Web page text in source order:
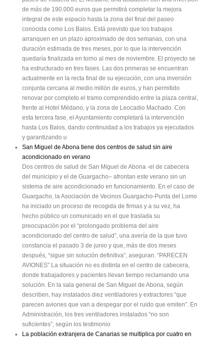
de más de 190.000 euros que permitirá completar la mejora
integral de este espacio hasta la zona del final del paseo
conocida como Los Balos. Está previsto que los trabajos
arranquen en un plazo aproximado de dos semanas, con una
duración estimada de tres meses, por lo que la intervención
quedaría finalizada en torno al mes de noviembre. El proyecto se
ha estructurado en tres fases. Las dos primeras se encuentran
actualmente en la recta final de su ejecución, con una inversión
conjunta cercana al medio millón de euros, y han permitido
renovar por completo el tramo comprendido entre la plaza central,
frente al Hotel Médano, y la zona de Leocadio Machado. Con
esta tercera fase, el Ayuntamiento completará la intervención
hasta Los Balos, dando continuidad a los trabajos ya ejecutados
y garantizando u
San Miguel de Abona tiene dos centros de salud sin aire
acondicionado en verano
Dos centros de salud de San Miguel de Abona -el de cabecera
del municipio y el de Guargacho– afrontan este verano sin un
sistema de aire acondicionado en funcionamiento. En el caso de
Guargacho, la Asociación de Vecinos Guargacho-Punta del Lomo
ha iniciado un proceso de recogida de firmas y a su vez, ha
hecho público un comunicado en el que traslada su
preocupación por el “prolongado problema del aire
acondicionado del centro de salud”, una avería de la que tuvo
constancia el pasado 3 de junio y que, más de dos meses
después, “sigue sin solución definitiva”, aseguran. “PARECEN
AVIONES” La situación no es distinta en el centro de cabecera,
donde trabajadores y pacientes llevan tiempo reclamando una
solución. En la sala general de San Miguel de Abona, según
describen, hay instalados diez ventiladores y extractores “que
parecen aviones que van a despegar por el ruido que emiten”. En
Administración, los tres ventiladores instalados “no son
suficientes”, según los testimonio
La población extranjera de Canarias se multiplica por cuatro en